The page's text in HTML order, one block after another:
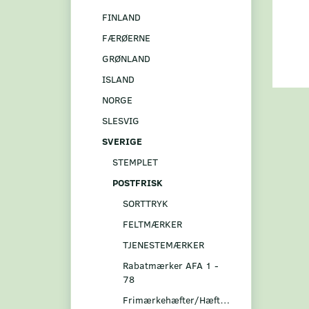
FINLAND
FÆRØERNE
GRØNLAND
ISLAND
NORGE
SLESVIG
SVERIGE
STEMPLET
POSTFRISK
SORTTRYK
FELTMÆRKER
TJENESTEMÆRKER
Rabatmærker AFA 1 -
78
Frimærkehæfter/Hæftesammentryk